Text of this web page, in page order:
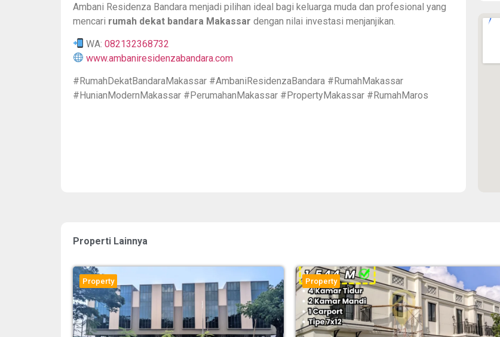
Ambani Residenza Bandara menjadi pilihan ideal bagi keluarga muda dan profesional yang
mencari rumah dekat bandara Makassar dengan nilai investasi menjanjikan.
WA:082132368732
www.ambaniresidenzabandara.com
#RumahDekatBandaraMakassar #AmbaniResidenzaBandara #RumahMakassar
#HunianModernMakassar #PerumahanMakassar #PropertyMakassar #RumahMaros
Properti Lainnya
Property Property